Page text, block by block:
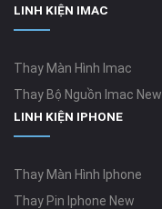
LINH KIỆN IMAC
Thay Màn Hình Imac
Thay Bộ Nguồn Imac New
LINH KIỆN IPHONE
Thay Màn Hình Iphone
Thay Pin Iphone New